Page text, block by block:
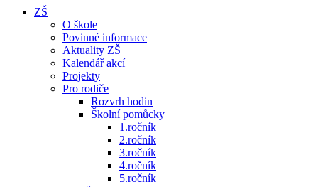
ZŠ
O škole
Povinné informace
Aktuality ZŠ
Kalendář akcí
Projekty
Pro rodiče
Rozvrh hodin
Školní pomůcky
1.ročník
2.ročník
3.ročník
4.ročník
5.ročník